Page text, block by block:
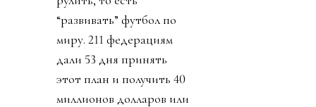
“развивать” футбол по
миру. 211 федерациям
дали 53 дня принять
этот план и получить 40
миллионов долларов или